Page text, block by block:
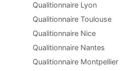
Qualitionnaire Lyon
Qualitionnaire Toulouse
Qualitionnaire Nice
Qualitionnaire Nantes
Qualitionnaire Montpellier